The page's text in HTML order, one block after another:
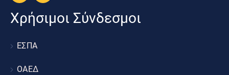
Χρήσιμοι Σύνδεσμοι
ΕΣΠΑ
ΟΑΕΔ